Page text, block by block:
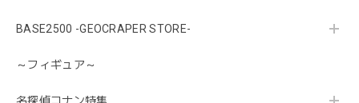
BASE2500 -GEOCRAPER STORE-
～フィギュア～